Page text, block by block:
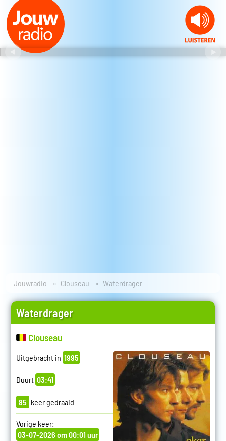
Jouwradio Clouseau Waterdrager
Waterdrager
Clouseau
Uitgebracht in 1995
Duurt 03:41
85 keer gedraaid
Vorige keer:
03-07-2026 om 00:01 uur